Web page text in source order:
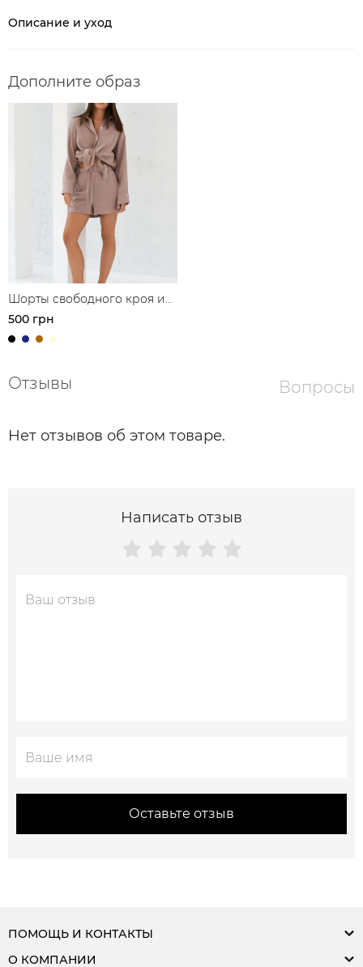
Описание и уход
Дополните образ
Шорты свободного кроя из
смесевого льна
500 грн
Отзывы Вопросы
Нет отзывов об этом товаре.
Написать отзыв
Оставьте отзыв
ПОМОЩЬ И КОНТАКТЫ
О КОМПАНИИ